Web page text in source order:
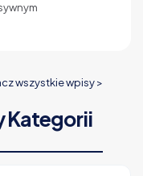
wszystkie wpisy >
Kategorii